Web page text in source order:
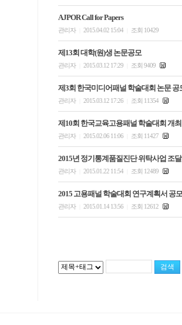
AJPOR Call for Papers
관리자 2015.04.02 15:04 조회 10429
제13회 대학(원)생 논문공모
관리자 2015.03.12 17:29 조회 9409
제3회 한국미디어패널 학술대회 논문 공
관리자 2015.03.12 17:26 조회 11354
제10회 한국교육고용패널 학술대회 개최
관리자 2015.02.06 11:06 조회 11427
2015년 정기통계품질진단 위탁사업 조
관리자 2015.01.22 11:54 조회 12489
2015 고용패널 학술대회 연구계획서 공모
관리자 2015.01.14 13:56 조회 12612